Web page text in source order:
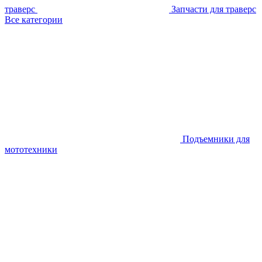
траверс
Запчасти для траверс
Все категории
Подъемники для
мототехники